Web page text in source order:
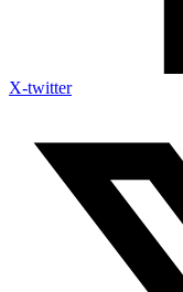
X-twitter